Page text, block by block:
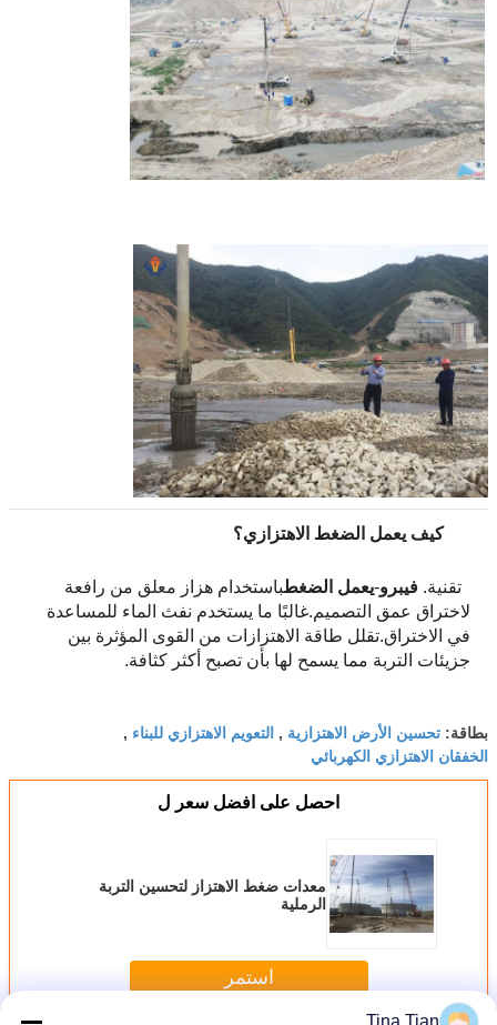
كيف يعمل الضغط الاهتزازي؟
تقنية. فيبرو-يعمل الضغطباستخدام هزاز معلق من رافعة
لاختراق عمق التصميم.غالبًا ما يستخدم نفث الماء للمساعدة
في الاختراق.تقلل طاقة الاهتزازات من القوى المؤثرة بين
جزيئات التربة مما يسمح لها بأن تصبح أكثر كثافة.
بطاقة: تحسين الأرض الاهتزازية , التعويم الاهتزازي للبناء ,
الخفقان الاهتزازي الكهربائي
احصل على افضل سعر ل
معدات ضغط الاهتزاز لتحسين التربة
الرملية
استمر
Tina Tian